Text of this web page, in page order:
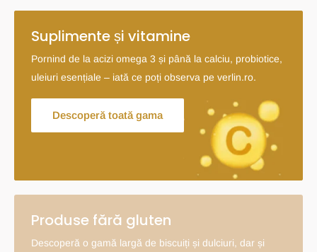
Suplimente și vitamine
Pornind de la acizi omega 3 și până la calciu, probiotice,
uleiuri esențiale – iată ce poți observa pe verlin.ro.
Descoperă toată gama
Produse fără gluten
Descoperă o gamă largă de biscuiți și dulciuri, dar și